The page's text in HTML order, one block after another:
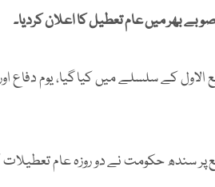
کا اعلان یوم دفاع اور12 ربیع الاول کے سلسلے میں